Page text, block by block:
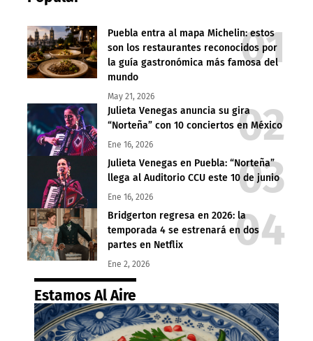
Puebla entra al mapa Michelin: estos
son los restaurantes reconocidos por
la guía gastronómica más famosa del
mundo
May 21, 2026
Julieta Venegas anuncia su gira
“Norteña” con 10 conciertos en México
Ene 16, 2026
Julieta Venegas en Puebla: “Norteña”
llega al Auditorio CCU este 10 de junio
Ene 16, 2026
Bridgerton regresa en 2026: la
temporada 4 se estrenará en dos
partes en Netflix
Ene 2, 2026
Estamos Al Aire